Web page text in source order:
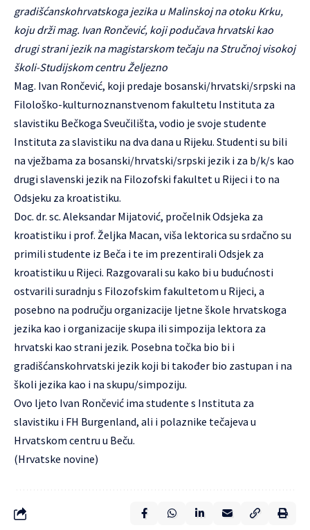
gradišćanskohrvatskoga jezika u Malinskoj na otoku Krku,
koju drži mag. Ivan Rončević, koji podučava hrvatski kao
drugi strani jezik na magistarskom tečaju na Stručnoj visokoj
školi-Studijskom centru Željezno
Mag. Ivan Rončević, koji predaje bosanski/hrvatski/srpski na
Filološko-kulturnoznanstvenom fakultetu Instituta za
slavistiku Bečkoga Sveučilišta, vodio je svoje studente
Instituta za slavistiku na dva dana u Rijeku. Studenti su bili
na vježbama za bosanski/hrvatski/srpski jezik i za b/k/s kao
drugi slavenski jezik na Filozofski fakultet u Rijeci i to na
Odsjeku za kroatistiku.
Doc. dr. sc. Aleksandar Mijatović, pročelnik Odsjeka za
kroatistiku i prof. Željka Macan, viša lektorica su srdačno su
primili studente iz Beča i te im prezentirali Odsjek za
kroatistiku u Rijeci. Razgovarali su kako bi u budućnosti
ostvarili suradnju s Filozofskim fakultetom u Rijeci, a
posebno na području organizacije ljetne škole hrvatskoga
jezika kao i organizacije skupa ili simpozija lektora za
hrvatski kao strani jezik. Posebna točka bio bi i
gradišćanskohrvatski jezik koji bi također bio zastupan i na
školi jezika kao i na skupu/simpoziju.
Ovo ljeto Ivan Rončević ima studente s Instituta za
slavistiku i FH Burgenland, ali i polaznike tečajeva u
Hrvatskom centru u Beču.
(Hrvatske novine)